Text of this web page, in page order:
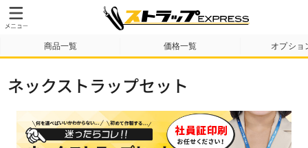
商品一覧 価格一覧 オプショ
ネックストラップセット